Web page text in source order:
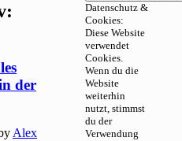
der
Alex
Datenschutz &
Cookies:
Diese Website
verwendet
Cookies.
Wenn du die
Website
weiterhin
nutzt, stimmst
du der
Verwendung